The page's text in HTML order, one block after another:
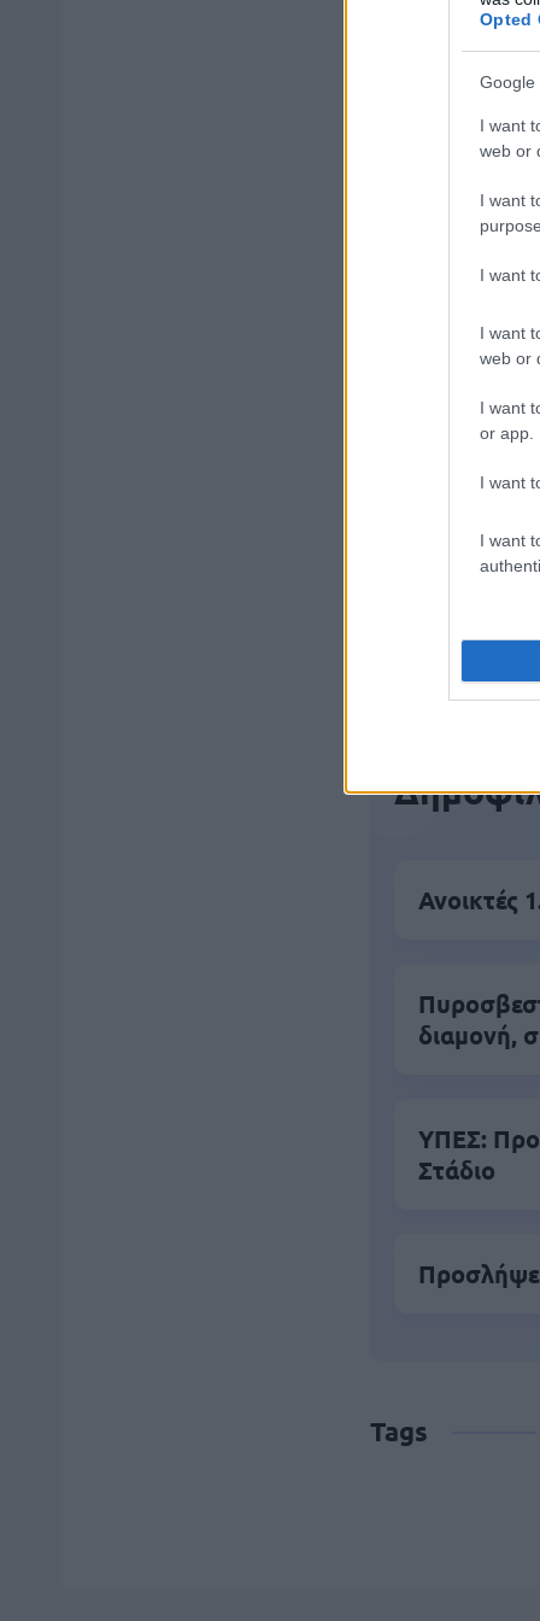
Opted
Google
I want
web or
I want
I want
I want
web or
I want
or app.
I want
I want
γερμανική
Οι έρευνες
επικοινωνία
ΑΣΕΠ: Εξ
Βάλε
Ανοικτές
διαμονή,
ΥΠΕΣ:
Στάδιο
Tags